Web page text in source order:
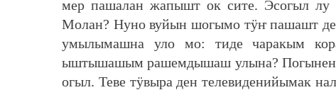
мер пашалан жапышт ок сите. Эсогыл
Молан? Нуно вуйын шогымо тӱҥ пашашт
умылымашна уло мо: тиде чаракым
ыштышашым рашемдышаш улына?
огыл. Теве тӱвыра ден телевиденийымак